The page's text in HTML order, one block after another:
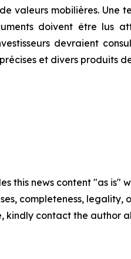
valeurs mobilières.
doivent être lus
devraient
et divers produits
this news content "as
completeness,
kindly contact the author